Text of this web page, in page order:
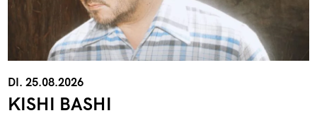
DI. 25.08.2026
KISHI BASHI